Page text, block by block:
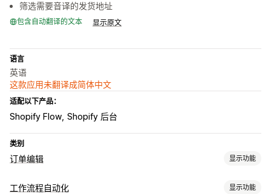
筛选需要音译的发货地址
包含自动翻译的文本 显示原文
语言
英语
这款应用未翻译成简体中文
适配以下产品：
Shopify Flow Shopify 后台
类别
订单编辑 显示功能
订单更新
工作流程自动化 显示功能